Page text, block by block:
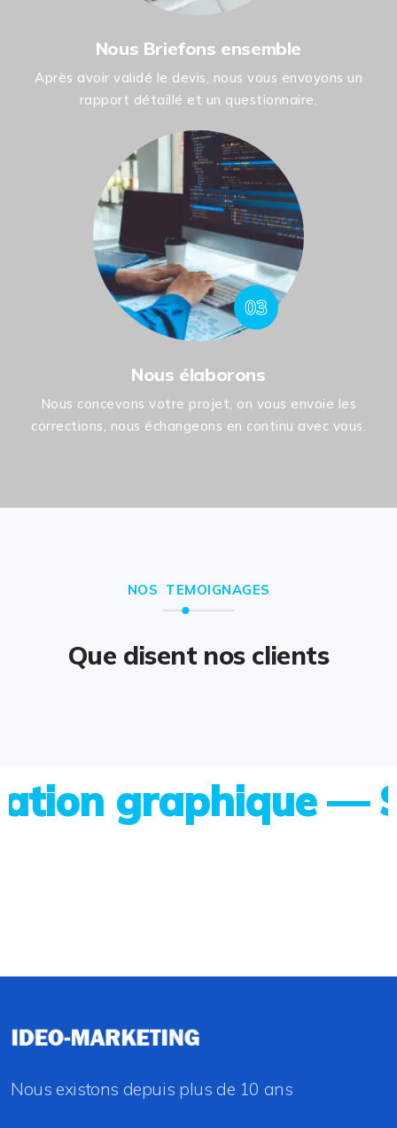
Nous Briefons ensemble
Après avoir validé le devis, nous vous envoyons un
rapport détaillé et un questionnaire.
03
Nous élaborons
Nous concevons votre projet, on vous envoie les
corrections, nous échangeons en continu avec vous.
NOS TEMOIGNAGES
Que disent nos clients
graphique —
Nous existons depuis plus de 10 ans